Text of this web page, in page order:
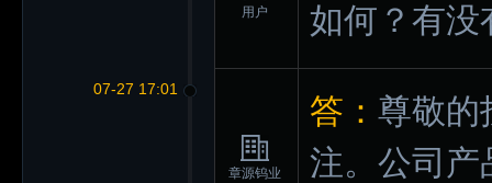
07-27 17:01
用户
如何？有没
章源钨业
答： 尊敬的
注。公司产